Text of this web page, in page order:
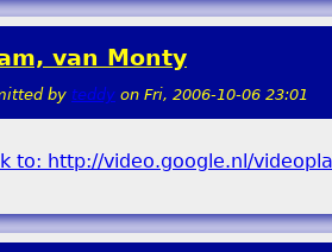
van Monty
by teddy on Fri, 2006-10-06 23:01